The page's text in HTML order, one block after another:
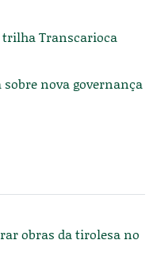
trilha Transcarioca
nova governança
obras da tirolesa no